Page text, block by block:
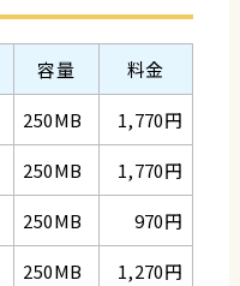
容量 料金
250MB
1,770円
250MB 1,770円
250MB
970円
250MB
1,270円